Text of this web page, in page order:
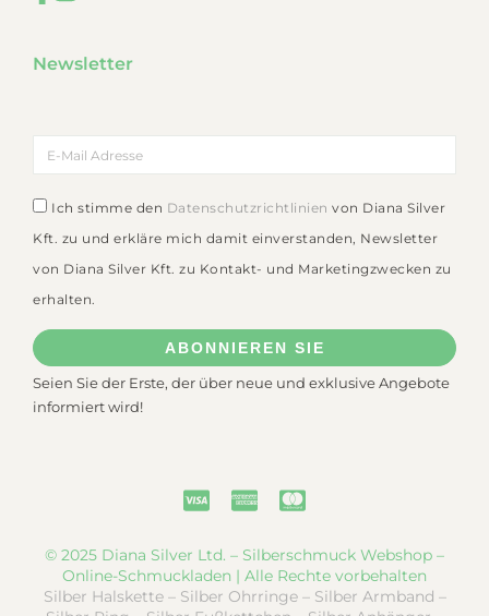
Newsletter
Ich stimme den Datenschutzrichtlinien von Diana Silver
Kft. zu und erkläre mich damit einverstanden, Newsletter
von Diana Silver Kft. zu Kontakt- und Marketingzwecken zu
erhalten.
ABONNIEREN SIE
Seien Sie der Erste, der über neue und exklusive Angebote
informiert wird!
© 2025 Diana Silver Ltd. – Silberschmuck Webshop –
Online-Schmuckladen | Alle Rechte vorbehalten
Silber Halskette – Silber Ohrringe – Silber Armband –